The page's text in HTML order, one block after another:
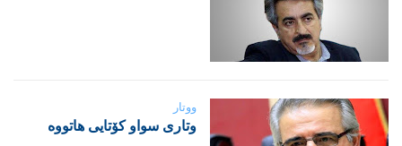
ووتار
‌وتاری سواو کۆتایی هاتووە